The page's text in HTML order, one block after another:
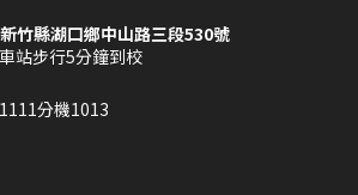
竹縣湖口鄉中山路三段530號
站步行5分鐘到校
分機1013